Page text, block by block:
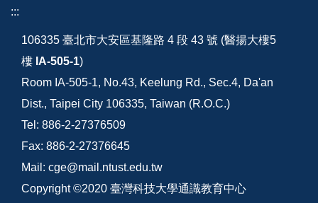
:::
106335 臺北市大安區基隆路 4 段 43 號 (醫揚大樓5
樓 IA-505-1)
Room IA-505-1, No.43, Keelung Rd., Sec.4, Da'an
Dist., Taipei City 106335, Taiwan (R.O.C.)
Tel: 886-2-27376509
Fax: 886-2-27376645
Mail: cge@mail.ntust.edu.tw
Copyright ©2020 臺灣科技大學通識教育中心